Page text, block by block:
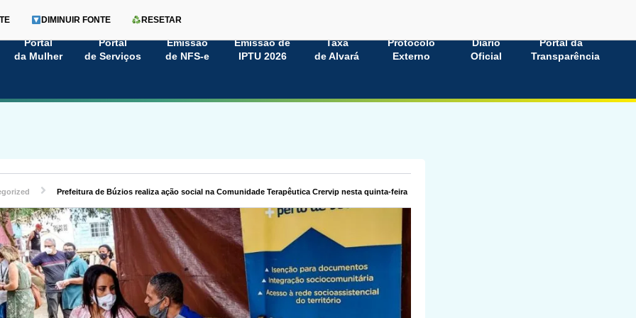
Portal
da Mulher
Portal
de Serviços
Emissão
de NFS-e
Emissão de
IPTU 2026
Taxa
de Alvará
Protocolo
Externo
Diário
Oficial
Portal da
Transparência
DIMINUIR FONTE RESETAR
Prefeitura de Búzios realiza ação social na Comunidade Terapêutica Crervip nesta quinta-feira